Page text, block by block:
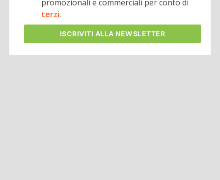
promozionali e commerciali per conto di
terzi.
ISCRIVITI ALLA NEWSLETTER